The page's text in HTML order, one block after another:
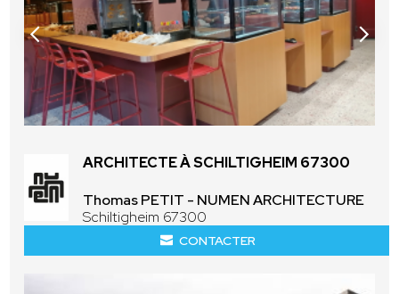
ARCHITECTE À SCHILTIGHEIM 67300
Thomas PETIT - NUMEN ARCHITECTURE
Schiltigheim 67300
CONTACTER